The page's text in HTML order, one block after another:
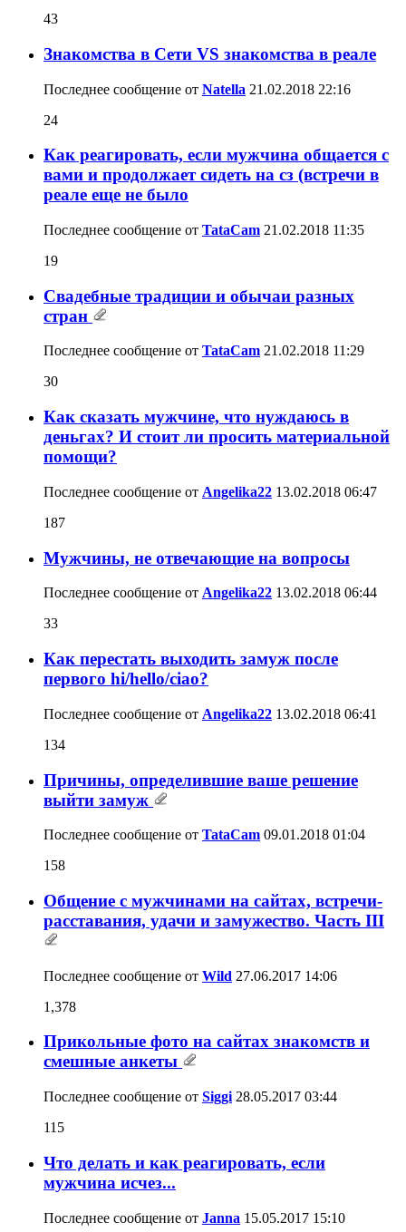
43
Знакомства в Сети VS знакомства в реале
Последнее сообщение от Natella 21.02.2018 22:16
24
Как реагировать, если мужчина общается с
вами и продолжает сидеть на сз (встречи в
реале еще не было
Последнее сообщение от TataCam 21.02.2018 11:35
19
Свадебные традиции и обычаи разных
стран
Последнее сообщение от TataCam 21.02.2018 11:29
30
Как сказать мужчине, что нуждаюсь в
деньгах? И стоит ли просить материальной
помощи?
Последнее сообщение от Angelika22 13.02.2018 06:47
187
Мужчины, не отвечающие на вопросы
Последнее сообщение от Angelika22 13.02.2018 06:44
33
Как перестать выходить замуж после
первого hi/hello/ciao?
Последнее сообщение от Angelika22 13.02.2018 06:41
134
Причины, определившие ваше решение
выйти замуж
Последнее сообщение от TataCam 09.01.2018 01:04
158
Общение с мужчинами на сайтах, встречи-
расставания, удачи и замужество. Часть III
Последнее сообщение от Wild 27.06.2017 14:06
1,378
Прикольные фото на сайтах знакомств и
смешные анкеты
Последнее сообщение от Siggi 28.05.2017 03:44
115
Что делать и как реагировать, если
мужчина исчез...
Последнее сообщение от Janna 15.05.2017 15:10